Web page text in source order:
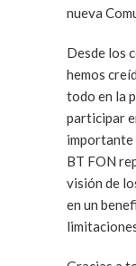
nueva
Desde los
hemos
todo en la
participar
importante
BT FON
visión de
en un